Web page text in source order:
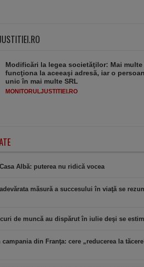
Modificări la legea societăţilor: Mai
funcţiona la aceeaşi adresă, iar o
unic în mai multe SRL
MONITORULJUSTITIEI.RO
Albă: puterea nu ridică vocea
măsură a succesului în viaţă se
de muncă au dispărut în iulie deşi se
din Franţa: cere „reducerea la